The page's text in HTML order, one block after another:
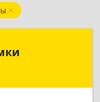
Химки, Химки г,